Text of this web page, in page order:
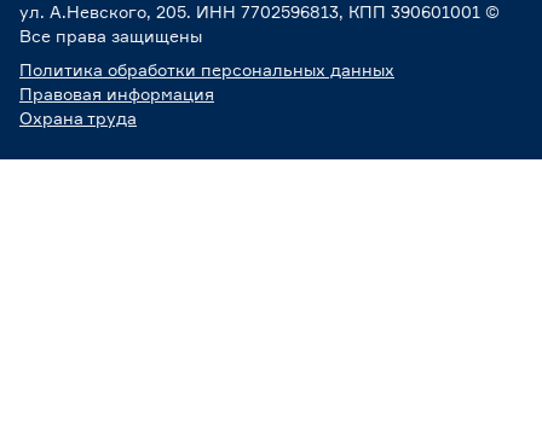
ул. А.Невского, 205. ИНН 7702596813, КПП 390601001 ©
Все права защищены
Политика обработки персональных данных
Правовая информация
Охрана труда